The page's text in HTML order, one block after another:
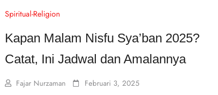
Spiritual-Religion
Kapan Malam Nisfu Sya’ban 2025?
Catat, Ini Jadwal dan Amalannya
Fajar Nurzaman Februari 3, 2025